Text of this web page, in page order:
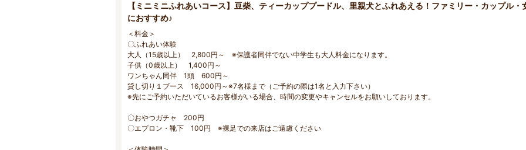
【ミニミニふれあいコース】豆柴、ティーカッププードル、里親犬とふれあえる！ファミリー・カップル・
におすすめ♪
＜料金＞
〇ふれあい体験
大人（15歳以上） 2,800円～ ※保護者同伴でない中学生も大人料金になります。
子供（0歳以上） 1,400円～
ワンちゃん同伴 1頭 600円～
貸し切り１ブース 16,000円～※7名様まで（ご予約の際は1名と入力下さい）
※先にご予約いただいているお客様がいる場合、時間の変更やキャンセルをお願いしております。
〇おやつガチャ 200円
〇エプロン・靴下 100円 ※裸足での来店はご遠慮ください